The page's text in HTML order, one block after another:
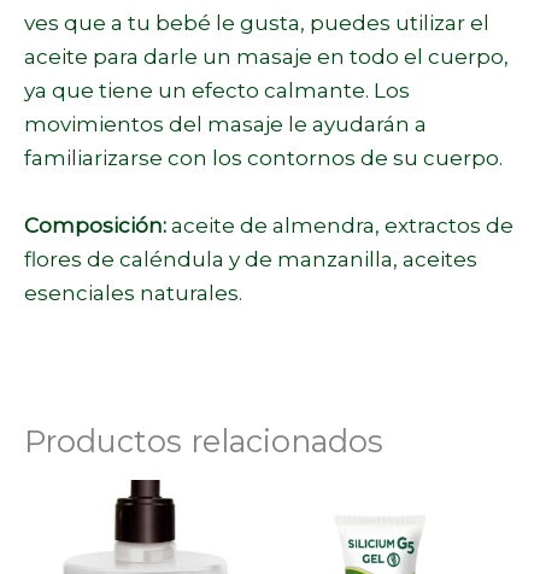
ves que a tu bebé le gusta, puedes utilizar el
aceite para darle un masaje en todo el cuerpo,
ya que tiene un efecto calmante. Los
movimientos del masaje le ayudarán a
familiarizarse con los contornos de su cuerpo.
Composición: aceite de almendra, extractos de
flores de caléndula y de manzanilla, aceites
esenciales naturales.
Productos relacionados